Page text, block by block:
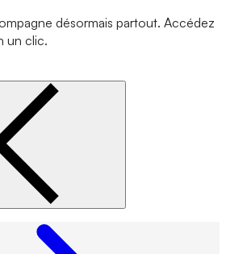
désormais partout. Accédez
un clic.